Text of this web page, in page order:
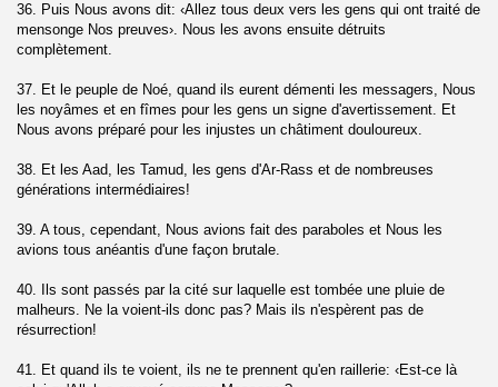
36. Puis Nous avons dit: ‹Allez tous deux vers les gens qui ont traité de
mensonge Nos preuves›. Nous les avons ensuite détruits
complètement.
37. Et le peuple de Noé, quand ils eurent démenti les messagers, Nous
les noyâmes et en fîmes pour les gens un signe d'avertissement. Et
Nous avons préparé pour les injustes un châtiment douloureux.
38. Et les Aad, les Tamud, les gens d'Ar-Rass et de nombreuses
générations intermédiaires!
39. A tous, cependant, Nous avions fait des paraboles et Nous les
avions tous anéantis d'une façon brutale.
40. Ils sont passés par la cité sur laquelle est tombée une pluie de
malheurs. Ne la voient-ils donc pas? Mais ils n'espèrent pas de
résurrection!
41. Et quand ils te voient, ils ne te prennent qu'en raillerie: ‹Est-ce là
(Ar-Rahman)